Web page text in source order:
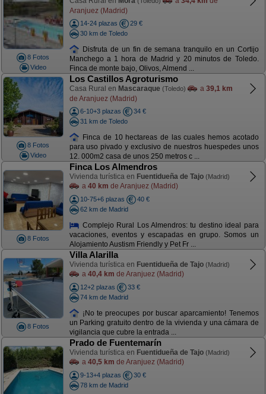
8 Fotos
Video
Aranjuez (Madrid)
14-24 plazas
29 €
30 km de Toledo
Disfruta de un fin de semana tranquilo en un Cortijo
Manchego a 1 hora de Madrid y 20 minutos de Toledo.
Finca de monte bajo, Olivos, Almend ...
8 Fotos
Video
Los Castillos Agroturismo
Casa Rural en Mascaraque (Toledo) a 39,1 km
de Aranjuez (Madrid)
6-10+3 plazas
34 €
31 km de Toledo
Finca de 10 hectareas de las cuales hemos acotado
para uso pivado y exclusivo de nuestros huespedes unos
12. 000m2 casa de unos 250 metros c ...
8 Fotos
Finca Los Almendros
Vivienda turística en Fuentidueña de Tajo (Madrid)
a 40 km de Aranjuez (Madrid)
10-75+6 plazas
40 €
62 km de Madrid
Complejo Rural Los Almendros: tu destino ideal para
vacaciones, eventos y escapadas en grupo. Somos un
Alojamiento Austism Friendly y Pet Fr ...
8 Fotos
Villa Alarilla
Vivienda turística en Fuentidueña de Tajo (Madrid)
a 40,4 km de Aranjuez (Madrid)
12+2 plazas
33 €
74 km de Madrid
¡No te preocupes por buscar aparcamiento! Tenemos
un Parking gratuito dentro de la vivienda y una cámara de
vigilancia que cubre la entrada ...
Prado de Fuentemarín
Vivienda turística en Fuentidueña de Tajo (Madrid)
a 40,5 km de Aranjuez (Madrid)
9-13+4 plazas
30 €
78 km de Madrid